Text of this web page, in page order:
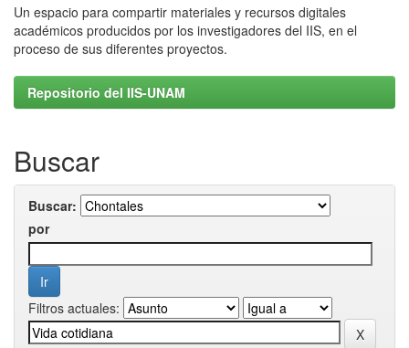
Un espacio para compartir materiales y recursos digitales
académicos producidos por los investigadores del IIS, en el
proceso de sus diferentes proyectos.
Repositorio del IIS-UNAM
Buscar
Buscar:
por
Filtros actuales: